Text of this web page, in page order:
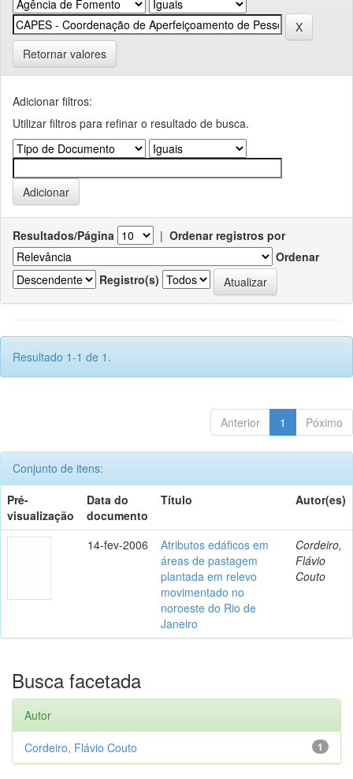
Retornar valores
Adicionar filtros:
Utilizar filtros para refinar o resultado de busca.
Resultados/Página | Ordenar registros por
Ordenar
Registro(s)
Resultado 1-1 de 1.
Anterior 1 Póximo
Conjunto de itens:
Pré-
visualização
Data do
documento
Título Autor(es)
14-fev-2006
Atributos edáficos em
áreas de pastagem
plantada em relevo
movimentado no
noroeste do Rio de
Janeiro
Cordeiro,
Flávio
Couto
Busca facetada
Autor
1
Cordeiro, Flávio Couto